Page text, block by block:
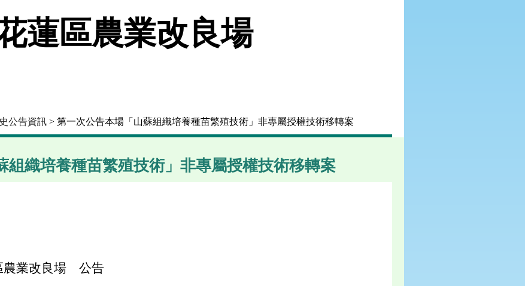
蓮區農業改良場
公告資訊 > 第一次公告本場「山蘇組織培養種苗繁殖技術」非專屬授權技術移轉案
組織培養種苗繁殖技術」非專屬授權技術移轉案
農業改良場 公告